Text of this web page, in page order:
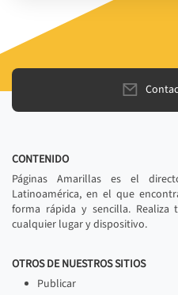
CONTENIDO
Páginas Amarillas es el
Latinoamérica, en el que
forma rápida y sencilla. Realiza
cualquier lugar y dispositivo.
OTROS DE NUESTROS SITIOS
Publicar